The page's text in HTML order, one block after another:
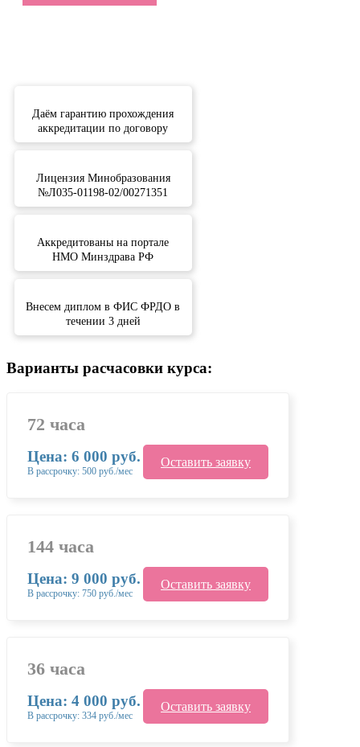
Даём гарантию прохождения
аккредитации по договору
Лицензия Минобразования
№Л035-01198-02/00271351
Аккредитованы на портале
НМО Минздрава РФ
Внесем диплом в ФИС ФРДО в
течении 3 дней
Варианты расчасовки курса:
72 часа
Цена: 6 000 руб.
В рассрочку: 500 руб./мес
Оставить заявку
144 часа
Цена: 9 000 руб.
В рассрочку: 750 руб./мес
Оставить заявку
36 часа
Цена: 4 000 руб.
В рассрочку: 334 руб./мес
Оставить заявку